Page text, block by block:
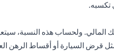
تكسبه.
ولحساب هذه النسبة،
قرض السيارة أو أقساط الرهن